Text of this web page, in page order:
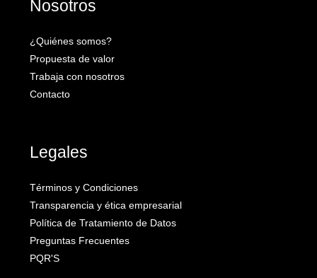
Nosotros
¿Quiénes somos?
Propuesta de valor
Trabaja con nosotros
Contacto
Legales
Términos y Condiciones
Transparencia y ética empresarial
Política de Tratamiento de Datos
Preguntas Frecuentes
PQR'S